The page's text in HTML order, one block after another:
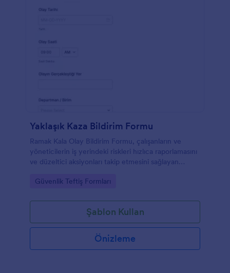
Yaklaşık Kaza Bildirim Formu
Ramak Kala Olay Bildirim Formu, çalışanların ve
yöneticilerin iş yerindeki riskleri hızlıca raporlamasını
ve düzeltici aksiyonları takip etmesini sağlayan
Go to Category:
Güvenlik Teftiş Formları
Şablon Kullan
Önizleme